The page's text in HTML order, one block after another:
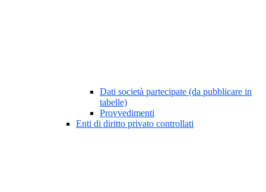
Dati società partecipate (da pubblicare in
tabelle)
Provvedimenti
Enti di diritto privato controllati